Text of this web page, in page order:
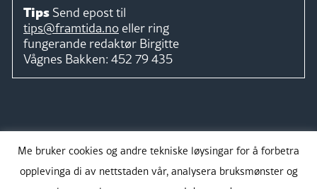
Tips Send epost til
tips@framtida.no eller ring
fungerande redaktør Birgitte
Vågnes Bakken: 452 79 435
Me bruker cookies og andre tekniske løysingar for å forbetra
opplevinga di av nettstaden vår, analysera bruksmønster og